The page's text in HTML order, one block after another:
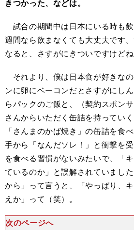
きつかった、などは。
試合の期間中は日本にいる時も
週間なら飲まなくても大丈夫です
なると、さすがにきついですけどね
それより、僕は日本食が好きな
ンに卵にベーコンだとさすがにし
らパックのご飯と、（契約スポン
さんからいただく缶詰を持ってい
「さんまのかば焼き」の缶詰を食
手から「なんだソレ！」と衝撃を
を食べる習慣がないみたいで、「
ているのか」と誤解されていまし
から」って言うと、「やっぱり、
えか」って（笑）。
次のページへ